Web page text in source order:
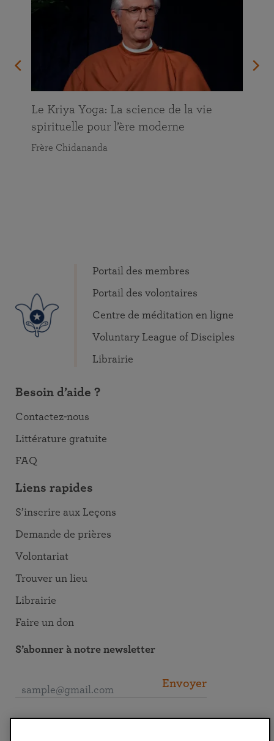
Le Kriya Yoga: La science de la vie
spirituelle pour l’ère moderne
Frère Chidananda
Portail des membres
Portail des volontaires
Centre de méditation en ligne
Voluntary League of Disciples
Librairie
Besoin d’aide ?
Contactez-nous
Littérature gratuite
FAQ
Liens rapides
S’inscrire aux Leçons
Demande de prières
Volontariat
Trouver un lieu
Librairie
Faire un don
S’abonner à notre newsletter
Envoyer